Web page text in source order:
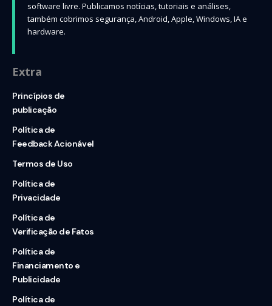
software livre. Publicamos notícias, tutoriais e análises,
também cobrimos segurança, Android, Apple, Windows, IA e
hardware.
Extra
Princípios de
publicação
Política de
Feedback Acionável
Termos de Uso
Política de
Privacidade
Política de
Verificação de Fatos
Política de
Financiamento e
Publicidade
Política de